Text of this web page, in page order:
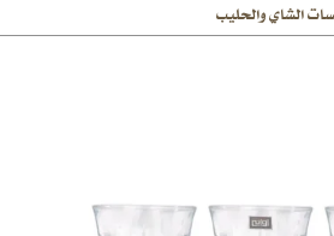
الشاي والحليب